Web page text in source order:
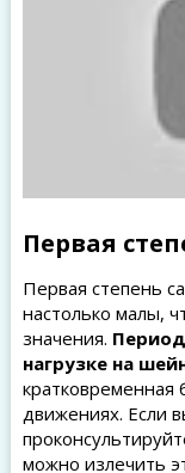
Первая
Первая степень
настолько малы,
значения.
нагрузке на
кратковременная
движениях. Если
можно излечить